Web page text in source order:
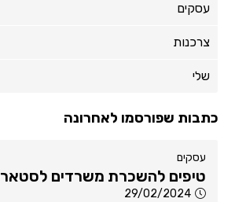
עסקים
צרכנות
שלי
כתבות שפורסמו לאחרונה
עסקים
טיפים להשכרת משרדים
29/02/2024